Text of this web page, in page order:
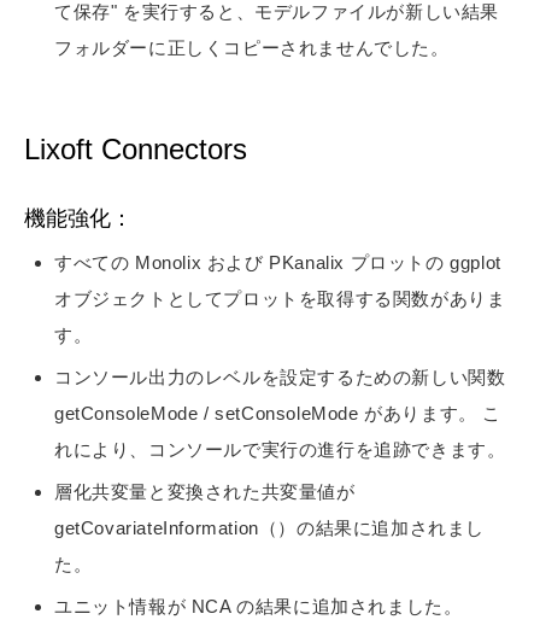
て保存" を実行すると、モデルファイルが新しい結果
フォルダーに正しくコピーされませんでした。
Lixoft Connectors
機能強化：
すべての Monolix および PKanalix プロットの ggplot
オブジェクトとしてプロットを取得する関数がありま
す。
コンソール出力のレベルを設定するための新しい関数
getConsoleMode / setConsoleMode があります。 こ
れにより、コンソールで実行の進行を追跡できます。
層化共変量と変換された共変量値が
getCovariateInformation（）の結果に追加されまし
た。
ユニット情報が NCA の結果に追加されました。